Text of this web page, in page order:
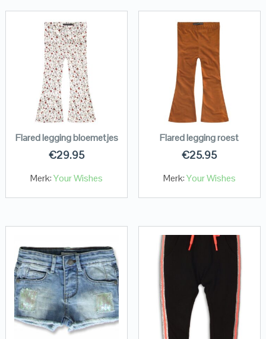
Flared legging bloemetjes
€29.95
Merk:Your Wishes
Flared legging roest
€25.95
Merk:Your Wishes